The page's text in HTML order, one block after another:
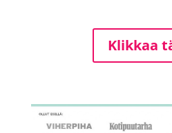
Klikkaa